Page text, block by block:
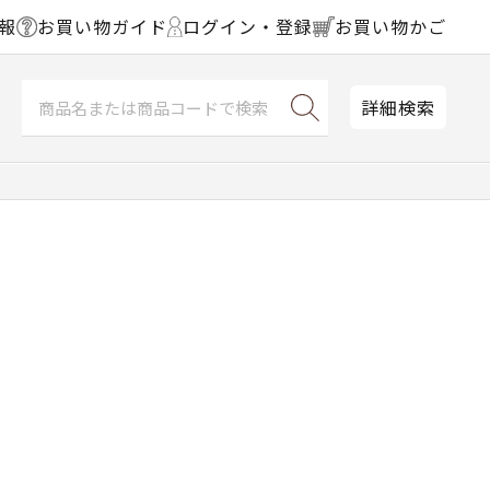
お買い物ガイド ログイン・登録 お買い物かご
詳細検索